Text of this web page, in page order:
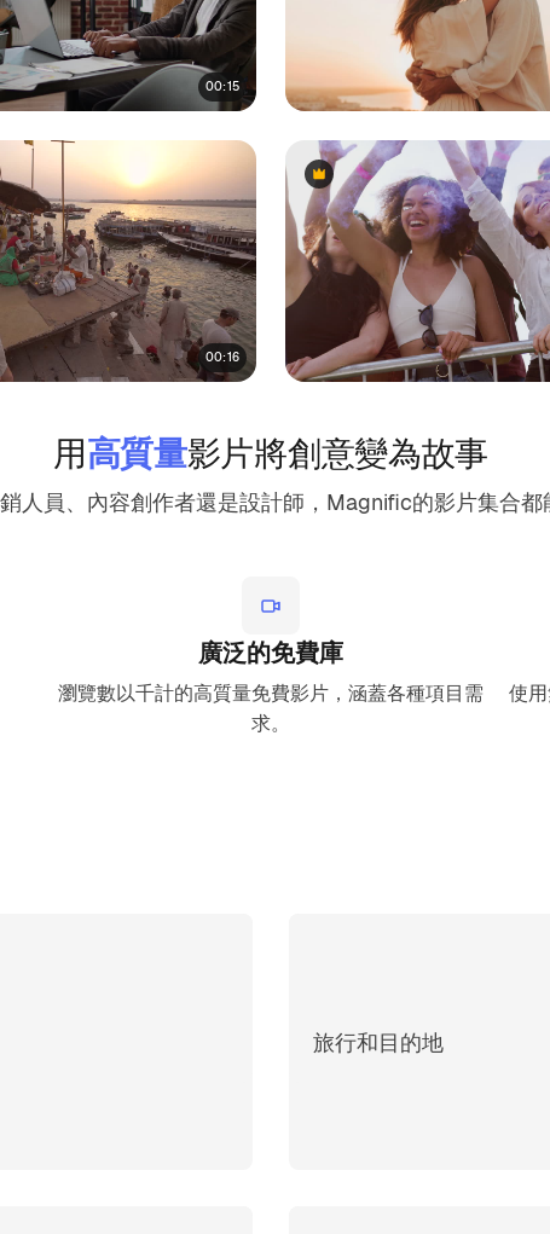
00:15
00:16
Premium
Premium
用高質量影片將創意變為故事
人員、內容創作者還是設計師，Magnific的影片集合都
廣泛的免費庫
瀏覽數以千計的高質量免費影片，涵蓋各種項目需
求。
使
旅行和目的地